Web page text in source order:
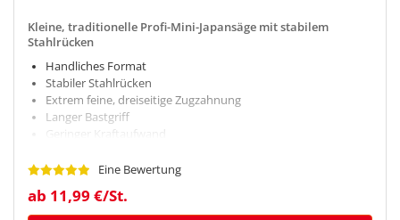
Kleine, traditionelle Profi-Mini-Japansäge mit stabilem
Stahlrücken
Handliches Format
Stabiler Stahlrücken
Extrem feine, dreiseitige Zugzahnung
Langer Bastgriff
Geringer Kraftaufwand
Eine Bewertung
ab 11,99 €/St.